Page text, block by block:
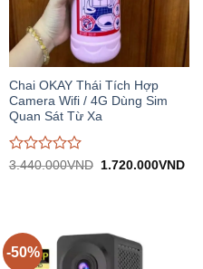
Chai OKAY Thái Tích Hợp
Camera Wifi / 4G Dùng Sim
Quan Sát Từ Xa
Được
5
3.440.000VND
Giá
1.720.000VNDGiá
-50%